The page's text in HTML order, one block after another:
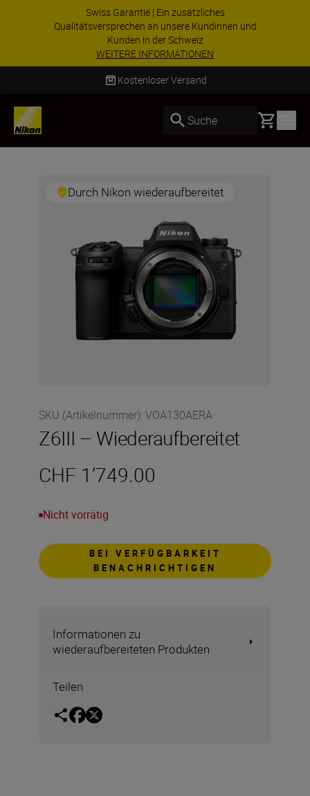
Swiss Garantie | Ein zusätzliches
Qualitätsversprechen an unsere Kundinnen und
Kunden in der Schweiz
WEITERE INFORMATIONEN
Kostenloser Versand
Suche Basket
Durch Nikon wiederaufbereitet
SKU (Artikelnummer): VOA130AERA
Z6III – Wiederaufbereitet
CHF 1’749.00
Nicht vorrätig
BEI VERFÜGBARKEIT
BENACHRICHTIGEN
Informationen zu
wiederaufbereiteten Produkten
Teilen